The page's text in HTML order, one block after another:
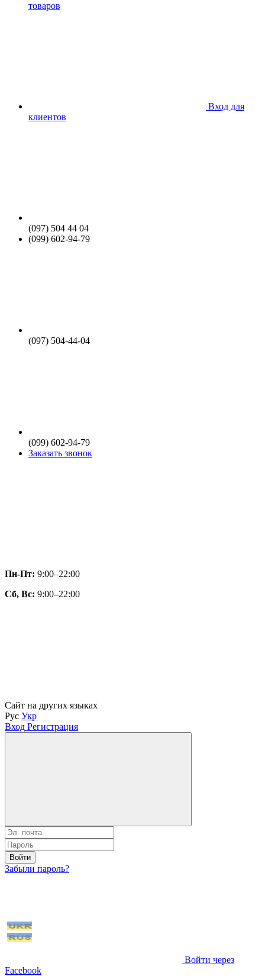
товаров
Вход для
клиентов
(097) 504 44 04
(099) 602-94-79
(097) 504-44-04
(099) 602-94-79
Заказать звонок
Пн-Пт: 9:00–22:00
Сб, Вс: 9:00–22:00
Сайт на других языках
Рус Укр
Вход Регистрация
Войти
Забыли пароль?
Войти через
Facebook